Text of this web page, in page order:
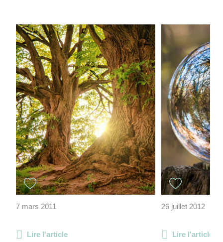
7 mars 2011
Lire l'article
26 juillet 2012
Lire l'article